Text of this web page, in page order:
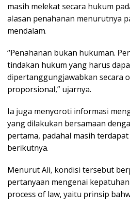
masih melekat secara hukum
alasan penahanan menurutnya
mendalam.
“Penahanan bukan hukuman.
tindakan hukum yang harus
dipertanggungjawabkan secara
proporsional,” ujarnya.
Ia juga menyoroti informasi
yang dilakukan bersamaan
pertama, padahal masih
berikutnya.
Menurut Ali, kondisi tersebut
pertanyaan mengenai
process of law, yaitu prinsip